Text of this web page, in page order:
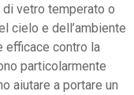
vetro temperato o
cielo e dell’ambiente
efficace contro la
particolarmente
aiutare a portare un